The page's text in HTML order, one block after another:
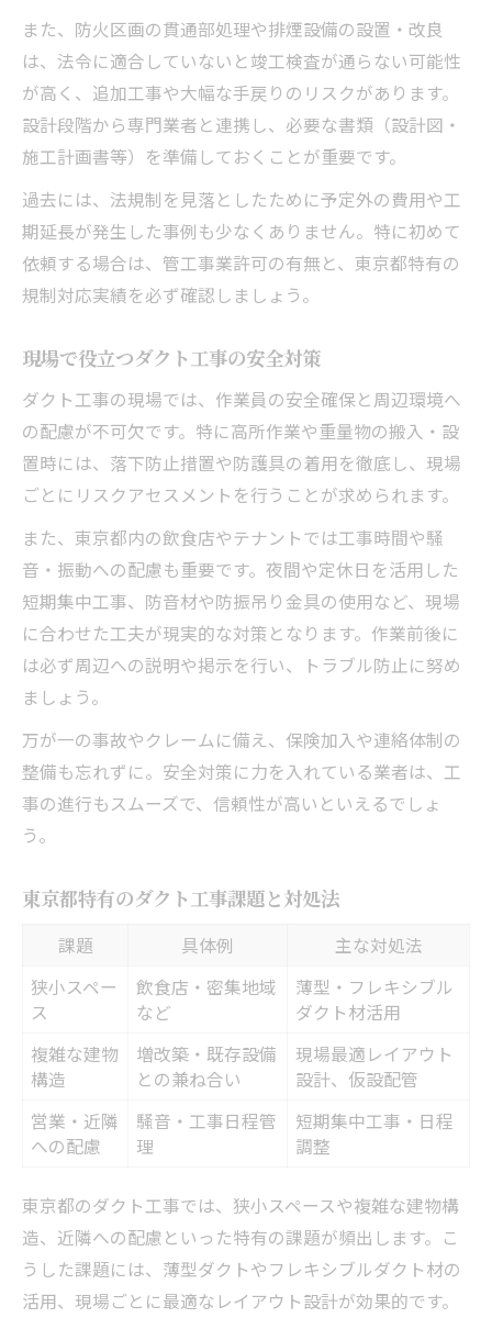
また、防火区画の貫通部処理や排煙設備の設置・改良
は、法令に適合していないと竣工検査が通らない可能性
が高く、追加工事や大幅な手戻りのリスクがあります。
設計段階から専門業者と連携し、必要な書類（設計図・
施工計画書等）を準備しておくことが重要です。
過去には、法規制を見落としたために予定外の費用や工
期延長が発生した事例も少なくありません。特に初めて
依頼する場合は、管工事業許可の有無と、東京都特有の
規制対応実績を必ず確認しましょう。
現場で役立つダクト工事の安全対策
ダクト工事の現場では、作業員の安全確保と周辺環境へ
の配慮が不可欠です。特に高所作業や重量物の搬入・設
置時には、落下防止措置や防護具の着用を徹底し、現場
ごとにリスクアセスメントを行うことが求められます。
また、東京都内の飲食店やテナントでは工事時間や騒
音・振動への配慮も重要です。夜間や定休日を活用した
短期集中工事、防音材や防振吊り金具の使用など、現場
に合わせた工夫が現実的な対策となります。作業前後に
は必ず周辺への説明や掲示を行い、トラブル防止に努め
ましょう。
万が一の事故やクレームに備え、保険加入や連絡体制の
整備も忘れずに。安全対策に力を入れている業者は、工
事の進行もスムーズで、信頼性が高いといえるでしょ
う。
東京都特有のダクト工事課題と対処法
課題 具体例
主な対処法
狭小スペー
ス
飲食店・密集地域
など
薄型・フレキシブル
ダクト材活用
複雑な建物
構造
増改築・既存設備
との兼ね合い
現場最適レイアウト
設計、仮設配管
営業・近隣
への配慮
騒音・工事日程管
理
短期集中工事・日程
調整
東京都のダクト工事では、狭小スペースや複雑な建物構
造、近隣への配慮といった特有の課題が頻出します。こ
うした課題には、薄型ダクトやフレキシブルダクト材の
活用、現場ごとに最適なレイアウト設計が効果的です。